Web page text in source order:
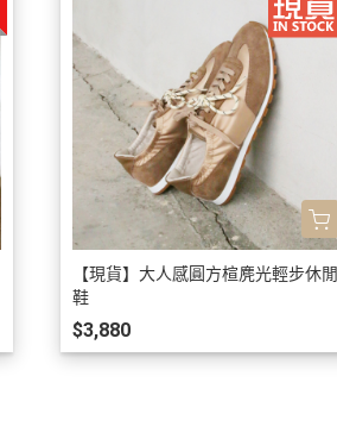
【現貨】大人感圓方楦麂光輕步休閒
鞋
$3,880